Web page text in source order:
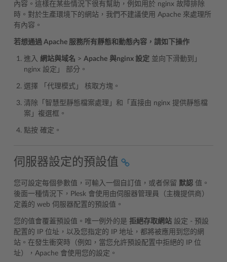
內容。這樣在某些情況下很有幫助，例如用於 nginx 故障排除
時。對於生產環境下的網站，我們不建議使用 Apache 來處理所
有內容。
若想通過 Apache 服務所有靜態和動態內容，請如下操作
進入 網站與域名 > Apache 與nginx 設定 並向下滑動到」
nginx 設定」 部分。
選擇 「代理模式」 核取方塊。
清除「智慧型靜態檔案處理」和「直接由 nginx 提供靜態檔
案」複選框。
點按 確定。
伺服器設定的預設值
您可設定每個參數值，可輸入一個自訂值，或者保留 默認 值。
後面一種情況下，Plesk 會使用由伺服器管理員（主機提供商）
定義的 web 伺服器配置的預設值。
您的值會覆蓋預設值。唯一例外的是 拒絕存取網站 設定 - 預設
配置的 IP 位址，以及您指定的 IP 地址，都將被應用到您的網
站。在發生衝突時（例如，當您允許預設配置中拒絕的 IP 位
址），Apache 會使用您的設定。